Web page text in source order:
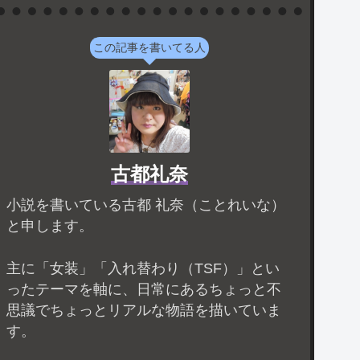
この記事を書いてる人
古都礼奈
小説を書いている古都 礼奈（ことれいな）
と申します。
主に「女装」「入れ替わり（TSF）」とい
ったテーマを軸に、日常にあるちょっと不
思議でちょっとリアルな物語を描いていま
す。